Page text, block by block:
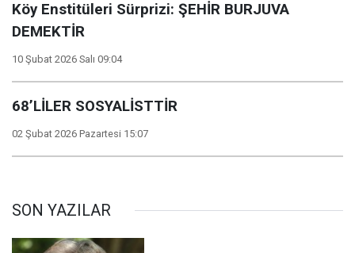
Köy Enstitüleri Sürprizi: ŞEHİR BURJUVA
DEMEKTİR
10 Şubat 2026 Salı 09:04
68’LİLER SOSYALİSTTİR
02 Şubat 2026 Pazartesi 15:07
SON YAZILAR